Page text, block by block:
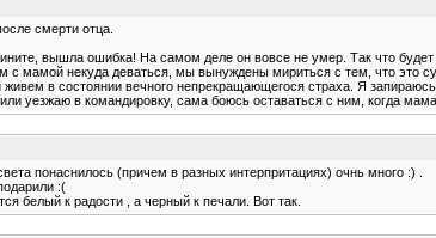
смерти отца.
вышла ошибка! На самом деле он вовсе не умер. Так что
мамой некуда деваться, мы вынуждены мириться с тем, что это
в состоянии вечного непрекращающегося страха. Я
уезжаю в командировку, сама боюсь оставаться с ним, когда
понаснилось (причем в разных интерпритациях) очнь много :) .
:(
белый к радости , а черный к печали. Вот так.